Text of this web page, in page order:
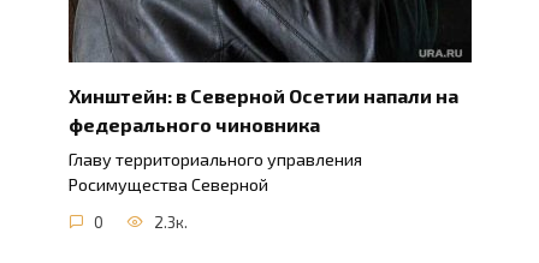
Хинштейн: в Северной Осетии напали на
федерального чиновника
Главу территориального управления
Росимущества Северной
0 2.3к.